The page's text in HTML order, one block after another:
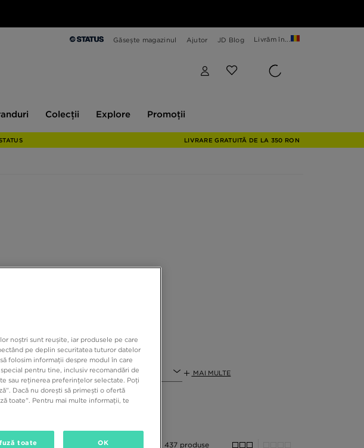
Găsește magazinul Ajutor JD Blog Livrăm în...
Colecții Explore Promoții
LIVRARE GRATUITĂ DE LA 350 RON
have in garderoba oricarui
streetwear. Existau
de evident.
Tip MAI MULTE
437 produse
noștri sunt reușite, iar produsele pe care
pe deplin securitatea tuturor datelor
folosim informații despre modul în care
pentru tine, inclusiv recomandări de
sau reținerea preferințelor selectate. Poți
Dacă nu dorești să primești o ofertă
toate". Pentru mai multe informații, te
toate OK